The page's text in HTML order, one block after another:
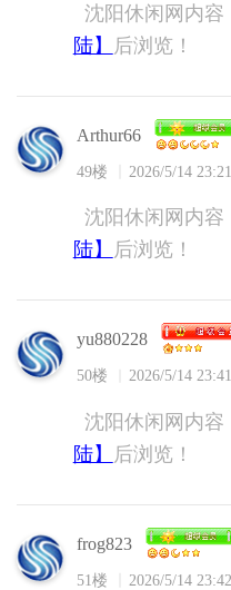
沈阳休闲网内容
陆】
后浏览！
Arthur66
49楼 2026/5/14
沈阳休闲网内容
陆】
后浏览！
yu880228
50楼 2026/5/14
沈阳休闲网内容
陆】
后浏览！
frog823
51楼 2026/5/14